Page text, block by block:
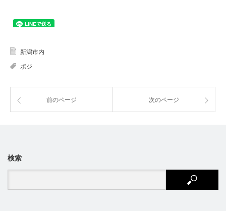
新潟市内
ポジ
前のページ 次のページ
検索